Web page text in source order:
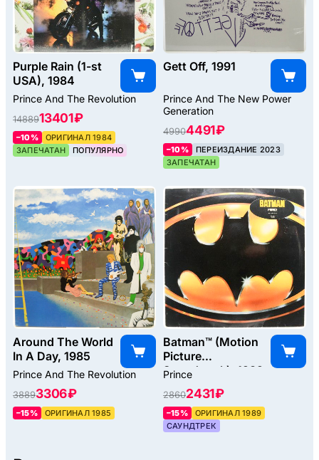
Purple Rain (1-st
USA), 1984
Prince And The Revolution
1488913401 ₽
–10%
ОРИГИНАЛ 1984
ЗАПЕЧАТАН
ПОПУЛЯРНО
Gett Off, 1991
Prince And The New Power
Generation
49904491 ₽
–10%
ПЕРЕИЗДАНИЕ 2023
ЗАПЕЧАТАН
Around The World
In A Day, 1985
Prince And The Revolution
38893306 ₽
–15% ОРИГИНАЛ 1985
Batman™ (Motion
Picture
Soundtrack), 1989
Prince
28602431 ₽
–15%
ОРИГИНАЛ 1989
САУНДТРЕК